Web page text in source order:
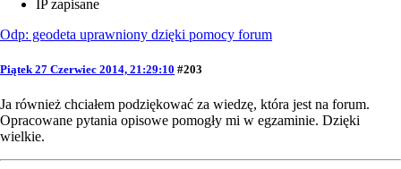
IP zapisane
Odp: geodeta uprawniony dzięki pomocy forum
Piątek 27 Czerwiec 2014, 21:29:10 #203
Ja również chciałem podziękować za wiedzę, która jest na forum.
Opracowane pytania opisowe pomogły mi w egzaminie. Dzięki
wielkie.